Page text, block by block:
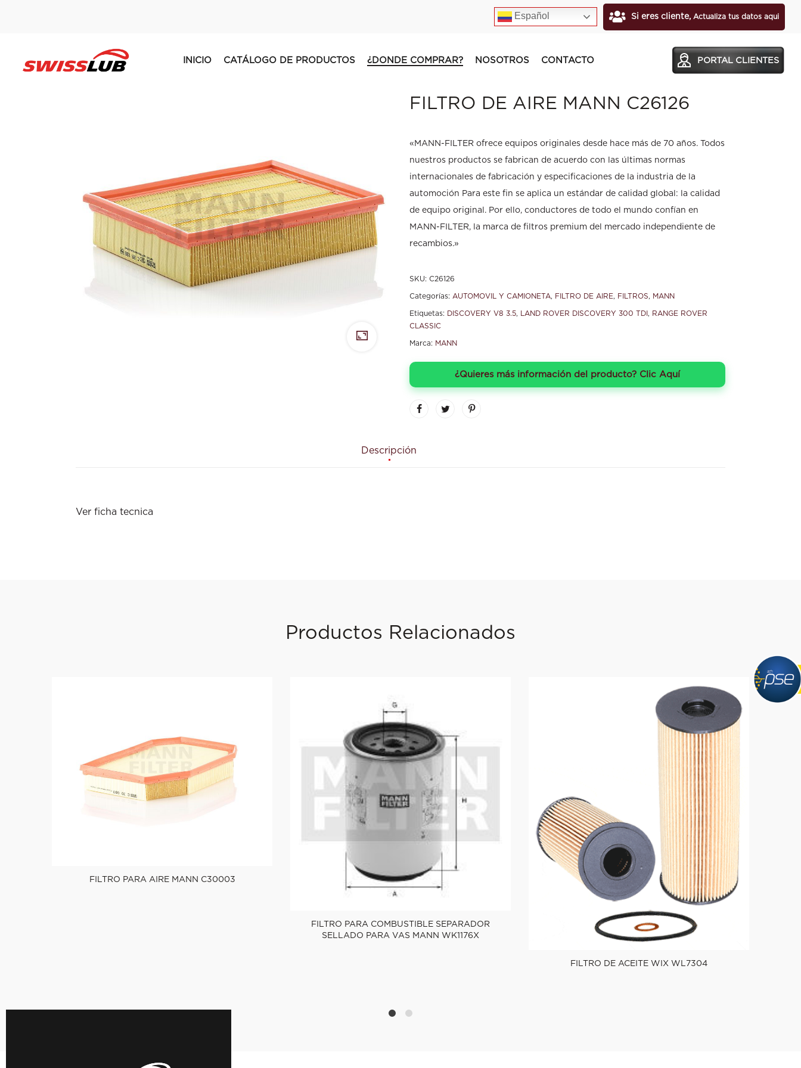
Español Si eres cliente, Actualiza tus datos aqui
INICIO CATÁLOGO DE PRODUCTOS ¿DONDE COMPRAR? NOSOTROS CONTACTO PORTAL CLIENTES
FILTRO DE AIRE MANN C26126
«MANN-FILTER ofrece equipos originales desde hace más de 70 años. Todos
nuestros productos se fabrican de acuerdo con las últimas normas
internacionales de fabricación y especificaciones de la industria de la
automoción Para este fin se aplica un estándar de calidad global: la calidad
de equipo original. Por ello, conductores de todo el mundo confían en
MANN-FILTER, la marca de filtros premium del mercado independiente de
recambios.»
SKU: C26126
Categorías: AUTOMOVIL Y CAMIONETA, FILTRO DE AIRE, FILTROS, MANN
Etiquetas: DISCOVERY V8 3.5, LAND ROVER DISCOVERY 300 TDI , RANGE ROVER
CLASSIC
Marca: MANN
¿Quieres más información del producto? Clic Aquí
Descripción
Ver ficha tecnica
Productos Relacionados
FILTRO PARA AIRE MANN C30003
FILTRO PARA COMBUSTIBLE SEPARADOR
SELLADO PARA VAS MANN WK1176X
FILTRO DE ACEITE WIX WL7304